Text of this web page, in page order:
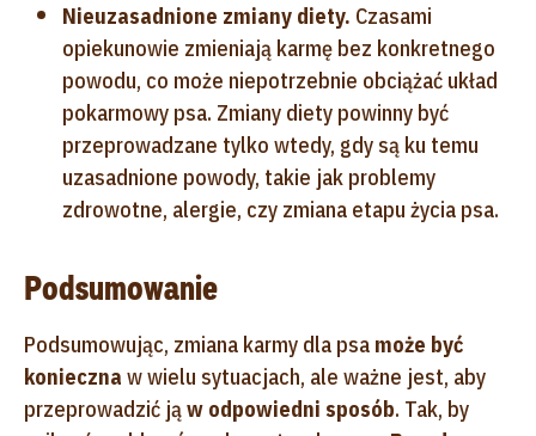
Nieuzasadnione zmiany diety. Czasami
opiekunowie zmieniają karmę bez konkretnego
powodu, co może niepotrzebnie obciążać układ
pokarmowy psa. Zmiany diety powinny być
przeprowadzane tylko wtedy, gdy są ku temu
uzasadnione powody, takie jak problemy
zdrowotne, alergie, czy zmiana etapu życia psa.
Podsumowanie
Podsumowując, zmiana karmy dla psa może być
konieczna w wielu sytuacjach, ale ważne jest, aby
przeprowadzić jąw odpowiedni sposób. Tak, by